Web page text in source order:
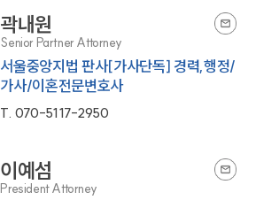
곽내원
Senior Partner Attorney
서울중앙지법 판사[가사단독] 경력,행정/
가사/이혼전문변호사
T. 070-5117-2950
이예섬
President Attorney